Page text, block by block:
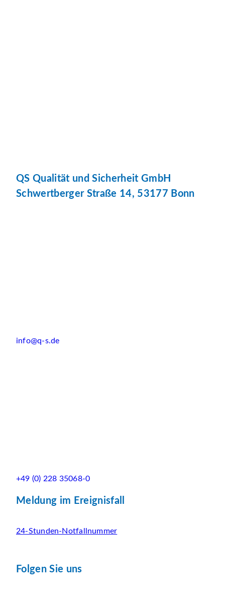
QS Qualität und Sicherheit GmbH
Schwertberger Straße 14, 53177 Bonn
info@q-s.de
+49 (0) 228 35068-0
Meldung im Ereignisfall
24-Stunden-Notfallnummer
Folgen Sie uns